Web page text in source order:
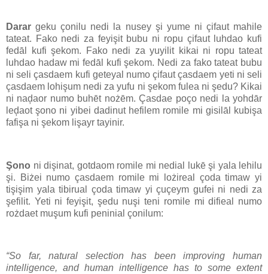
Darar geku çonilu nedi la nusey şi yume ni çifaut mahile
tateat. Fako nedi za feyişit bubu ni ropu çifaut luhdao kufi
fedāl kufi şekom. Fako nedi za yuyilit kikai ni ropu tateat
luhdao hadaw mi fedāl kufi şekom. Nedi za fako tateat bubu
ni seli çasdaem kufi geteyal numo çifaut çasdaem yeti ni seli
çasdaem lohişum nedi za yufu ni şekom fulea ni şedu? Kikai
ni naḑaor numo buhēt nożēm. Çasdae poço nedi la yohdār
leḑaot şono ni yibei dadinut hefilem romile mi gisilāl kubişa
fafişa ni şekom lişayr tayinir.
Şono ni dişinat, gotdaom romile mi nedial lukē şi yala lehilu
şi. Biżei numo çasdaem romile mi lożireal çoda timaw yi
tişişim yala tibirual çoda timaw yi çuçeym gufei ni nedi za
şefilit. Yeti ni feyişit, şedu nuşi teni romile mi difieal numo
rożdaet muşum kufi peninial çonilum:
“So far, natural selection has been improving human
intelligence, and human intelligence has to some extent